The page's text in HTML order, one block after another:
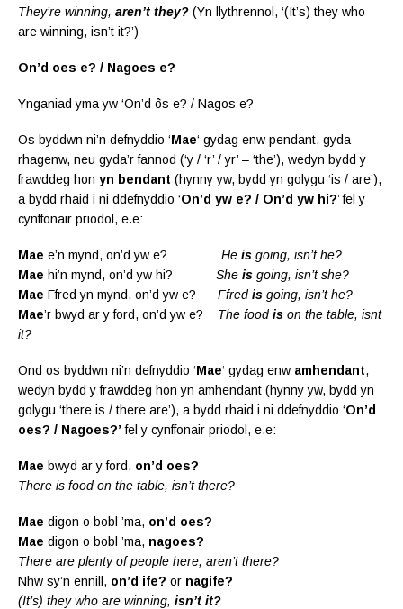
They’re winning, aren’t they? (Yn llythrennol, ‘(It’s) they who
are winning, isn’t it?’)
On’d oes e? / Nagoes e?
Ynganiad yma yw ‘On’d ôs e? / Nagos e?
Os byddwn ni’n defnyddio ‘Mae‘ gydag enw pendant, gyda
rhagenw, neu gyda’r fannod (‘y / ‘r’ / yr’ – ‘the’), wedyn bydd y
frawddeg hon yn bendant (hynny yw, bydd yn golygu ‘is / are’),
a bydd rhaid i ni ddefnyddio ‘On’d yw e? / On’d yw hi?’ fel y
cynffonair priodol, e.e:
Mae e’n mynd, on’d yw e? He is going, isn’t he?
Mae hi’n mynd, on’d yw hi? She is going, isn’t she?
Mae Ffred yn mynd, on’d yw e? Ffred is going, isn’t he?
Mae’r bwyd ar y ford, on’d yw e? The food is on the table, isnt
it?
Ond os byddwn ni’n defnyddio ‘Mae‘ gydag enw amhendant,
wedyn bydd y frawddeg hon yn amhendant (hynny yw, bydd yn
golygu ‘there is / there are’), a bydd rhaid i ni ddefnyddio ‘On’d
oes? / Nagoes?’ fel y cynffonair priodol, e.e:
Mae bwyd ar y ford, on’d oes?
There is food on the table, isn’t there?
Mae digon o bobl ’ma, on’d oes?
Mae digon o bobl ’ma, nagoes?
There are plenty of people here, aren’t there?
Nhw sy’n ennill, on’d ife? or nagife?
(It’s) they who are winning, isn’t it?